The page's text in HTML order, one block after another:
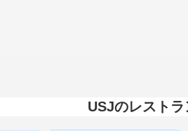
USJのレスト